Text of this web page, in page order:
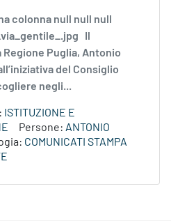
colonna null null null
Il
Puglia, Antonio
del Consiglio
negli...
ISTITUZIONE E
Persone: ANTONIO
COMUNICATI STAMPA